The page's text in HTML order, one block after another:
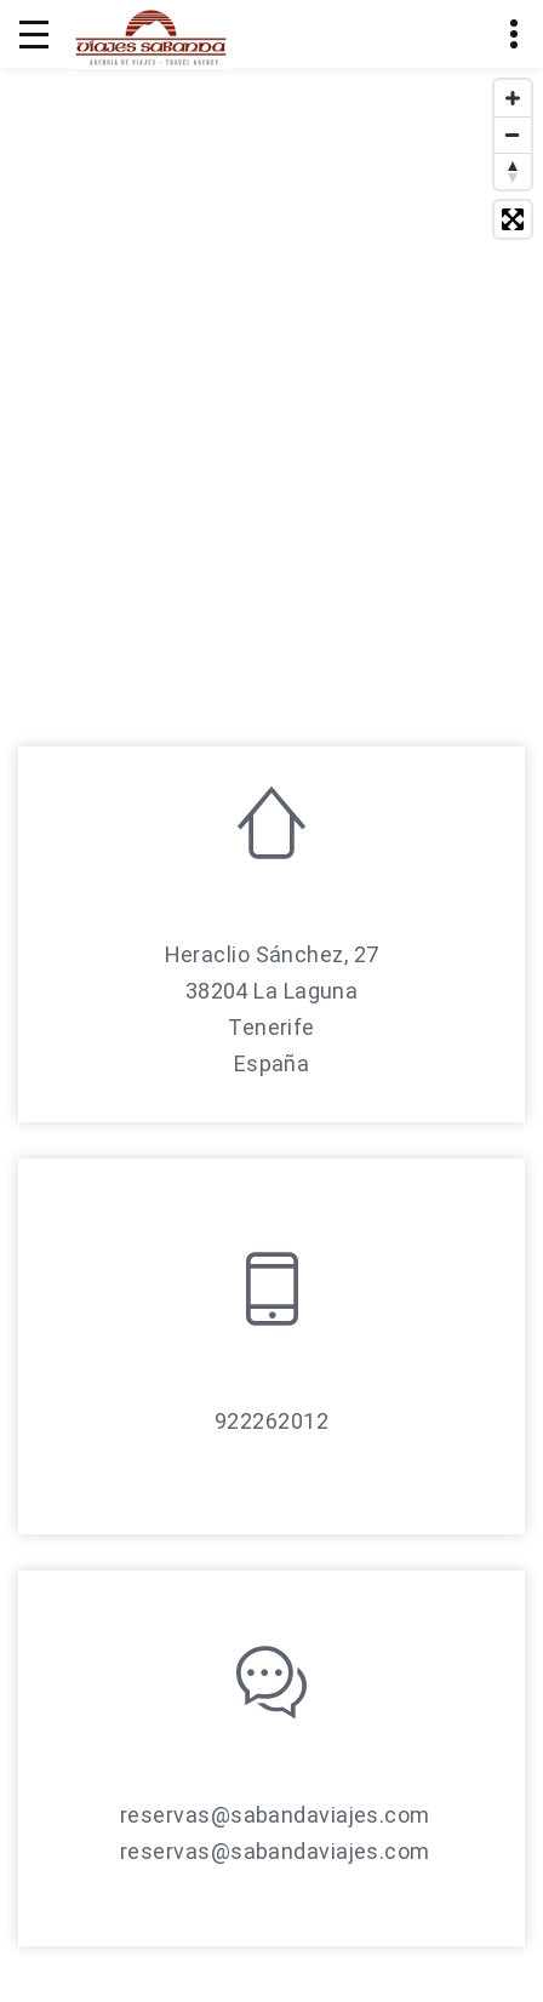
Heraclio Sánchez, 27
38204 La Laguna
Tenerife
España
922262012
reservas@sabandaviajes.com
reservas@sabandaviajes.com